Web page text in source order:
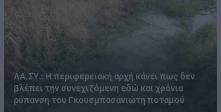
ΛΑ.ΣΥ.: Η περιφερειακή αρχή κάνει πως δεν
βλέπει την συνεχιζόμενη εδώ και χρόνια
ρύπανση του Γκουσμπασανιώτη ποταμού